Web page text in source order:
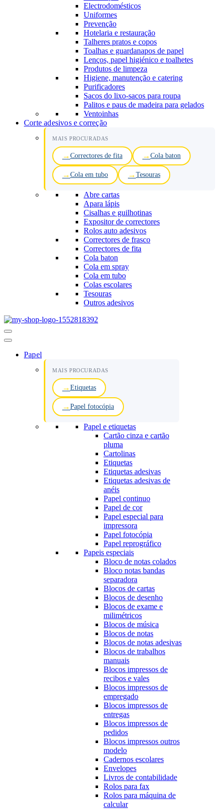
Electrodomésticos
Uniformes
Prevenção
Hotelaria e restauração
Talheres pratos e copos
Toalhas e guardanapos de papel
Lenços, papel higiénico e toalhetes
Produtos de limpeza
Higiene, manutenção e catering
Purificadores
Sacos do lixo-sacos para roupa
Palitos e paus de madeira para gelados
Ventoinhas
Corte adesivos e correção
MAIS PROCURADAS
Correctores de fita Cola baton
Cola em tubo Tesouras
Abre cartas
Apara lápis
Cisalhas e guilhotinas
Expositor de correctores
Rolos auto adesivos
Correctores de frasco
Correctores de fita
Cola baton
Cola em spray
Cola em tubo
Colas escolares
Tesouras
Outros adesivos
Menu
de
Papel
MAIS PROCURADAS
Etiquetas
Papel fotocópia
Papel e etiquetas
Cartão cinza e cartão
pluma
Cartolinas
Etiquetas
Etiquetas adesivas
Etiquetas adesivas de
anéis
Papel continuo
Papel de cor
Papel especial para
impressora
Papel fotocópia
Papel reprográfico
Papeis especiais
Bloco de notas colados
Bloco notas bandas
separadora
Blocos de cartas
Blocos de desenho
Blocos de exame e
milimétricos
Blocos de música
Blocos de notas
Blocos de notas adesivas
Blocos de trabalhos
manuais
Blocos impressos de
recibos e vales
Blocos impressos de
empregado
Blocos impressos de
entregas
Blocos impressos de
pedidos
Blocos impressos outros
modelo
Cadernos escolares
Envelopes
Livros de contabilidade
Rolos para fax
Rolos para máquina de
calcular